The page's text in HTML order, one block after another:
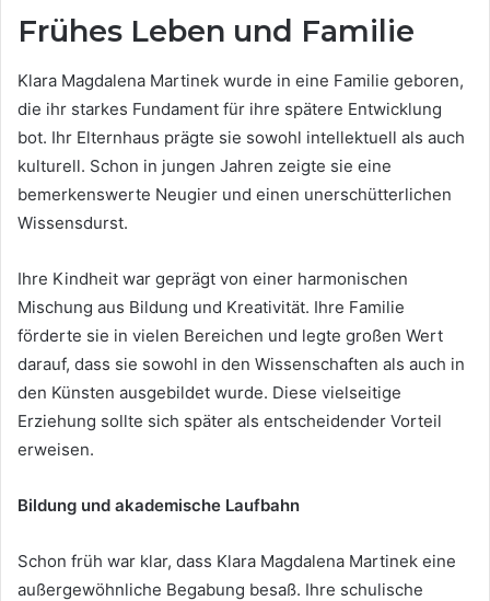
Frühes Leben und Familie
Klara Magdalena Martinek wurde in eine Familie geboren,
die ihr starkes Fundament für ihre spätere Entwicklung
bot. Ihr Elternhaus prägte sie sowohl intellektuell als auch
kulturell. Schon in jungen Jahren zeigte sie eine
bemerkenswerte Neugier und einen unerschütterlichen
Wissensdurst.
Ihre Kindheit war geprägt von einer harmonischen
Mischung aus Bildung und Kreativität. Ihre Familie
förderte sie in vielen Bereichen und legte großen Wert
darauf, dass sie sowohl in den Wissenschaften als auch in
den Künsten ausgebildet wurde. Diese vielseitige
Erziehung sollte sich später als entscheidender Vorteil
erweisen.
Bildung und akademische Laufbahn
Schon früh war klar, dass Klara Magdalena Martinek eine
außergewöhnliche Begabung besaß. Ihre schulische